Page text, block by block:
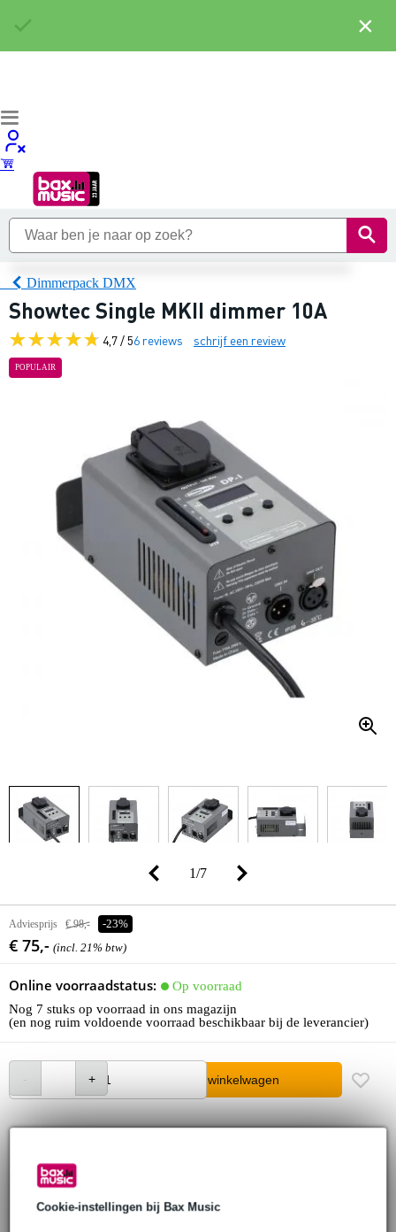
Cookie-instellingen bij Bax Music
Dimmerpack DMX
Showtec Single MKII dimmer 10A
4,7 / 56 reviews schrijf een review
POPULAIR
1/7
Adviesprijs € 98,- -23%
€ 75,- (incl. 21% btw)
Online voorraadstatus:
Op voorraad
Nog 7 stuks op voorraad in ons magazijn
(en nog ruim voldoende voorraad beschikbaar bij de leverancier)
In winkelwagen
30 dagen 'niet goed geld terug' garantie
3 jaar Bax Music garantie
×